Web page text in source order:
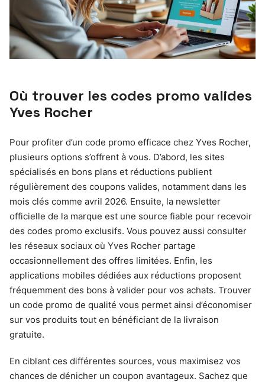
Où trouver les codes promo valides
Yves Rocher
Pour profiter d’un code promo efficace chez Yves Rocher,
plusieurs options s’offrent à vous. D’abord, les sites
spécialisés en bons plans et réductions publient
régulièrement des coupons valides, notamment dans les
mois clés comme avril 2026. Ensuite, la newsletter
officielle de la marque est une source fiable pour recevoir
des codes promo exclusifs. Vous pouvez aussi consulter
les réseaux sociaux où Yves Rocher partage
occasionnellement des offres limitées. Enfin, les
applications mobiles dédiées aux réductions proposent
fréquemment des bons à valider pour vos achats. Trouver
un code promo de qualité vous permet ainsi d’économiser
sur vos produits tout en bénéficiant de la livraison
gratuite.
En ciblant ces différentes sources, vous maximisez vos
chances de dénicher un coupon avantageux. Sachez que